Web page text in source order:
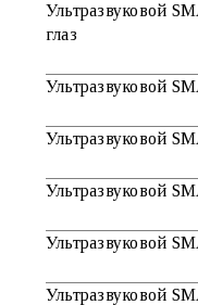
Ультразвуковой
глаз
Ультразвуковой
Ультразвуковой
Ультразвуковой
Ультразвуковой
Ультразвуковой